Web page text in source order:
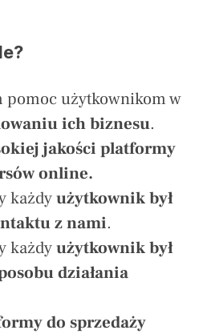
pomoc użytkownikom w
ich biznesu.
jakości platformy
online.
każdyużytkownik był
z nami.
każdyużytkownikbył
działania
do sprzedaży